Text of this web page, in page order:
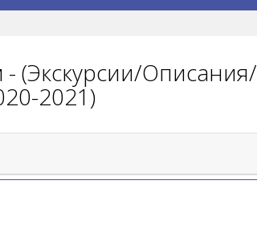
(Экскурсии/Описания/
2021)